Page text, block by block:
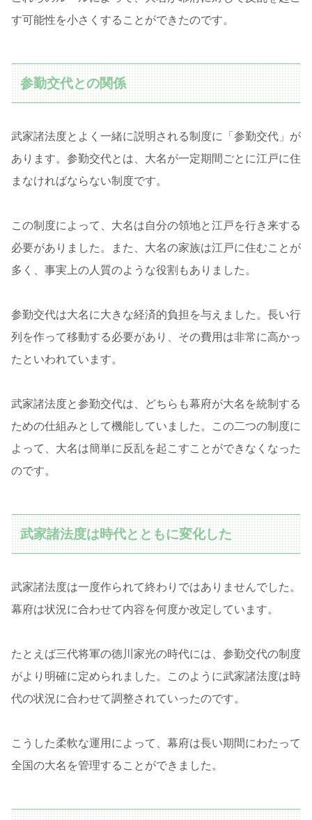
す可能性を小さくすることができたのです。
参勤交代との関係
武家諸法度とよく一緒に説明される制度に「参勤交代」が
あります。参勤交代とは、大名が一定期間ごとに江戸に住
まなければならない制度です。
この制度によって、大名は自分の領地と江戸を行き来する
必要がありました。また、大名の家族は江戸に住むことが
多く、事実上の人質のような役割もありました。
参勤交代は大名に大きな経済的負担を与えました。長い行
列を作って移動する必要があり、その費用は非常に高かっ
たといわれています。
武家諸法度と参勤交代は、どちらも幕府が大名を統制する
ための仕組みとして機能していました。この二つの制度に
よって、大名は簡単に反乱を起こすことができなくなった
のです。
武家諸法度は時代とともに変化した
武家諸法度は一度作られて終わりではありませんでした。
幕府は状況に合わせて内容を何度か改定しています。
たとえば三代将軍の徳川家光の時代には、参勤交代の制度
がより明確に定められました。このように武家諸法度は時
代の状況に合わせて調整されていったのです。
こうした柔軟な運用によって、幕府は長い期間にわたって
全国の大名を管理することができました。